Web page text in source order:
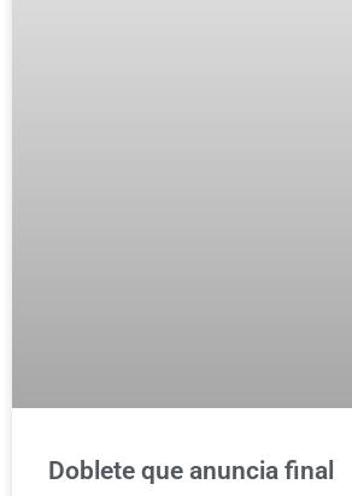
Doblete que anuncia final